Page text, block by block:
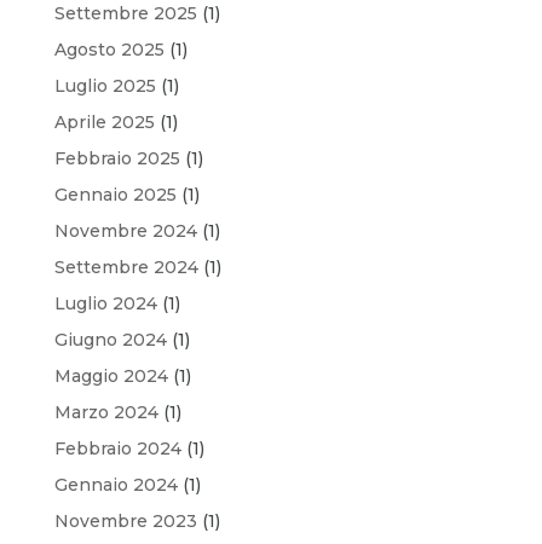
Settembre 2025 (1)
Agosto 2025 (1)
Luglio 2025 (1)
Aprile 2025 (1)
Febbraio 2025 (1)
Gennaio 2025 (1)
Novembre 2024(1)
Settembre 2024(1)
Luglio 2024(1)
Giugno 2024(1)
Maggio 2024(1)
Marzo 2024(1)
Febbraio 2024(1)
Gennaio 2024(1)
Novembre 2023 (1)